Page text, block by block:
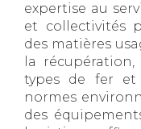
expertise au
et collectivités
des matières
la
types de fer et
normes
des